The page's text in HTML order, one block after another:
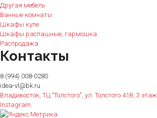
Другая мебель
Ванные комнаты
Шкафы купе
Шкафы распашные, гармошка
Распродажа
Контакты
8 (994) 008-0280
idea-vl@bk.ru
Владивосток, ТЦ "Толстого", ул. Толстого 41В, 3 этаж
Instagram